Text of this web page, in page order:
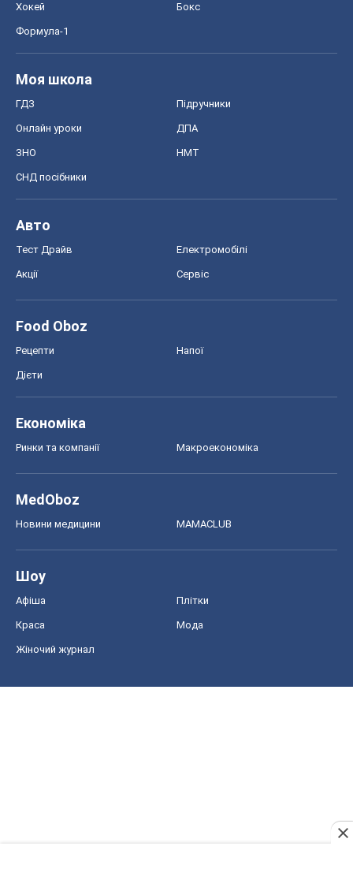
Хокей Бокс
Формула-1
Моя школа
ГДЗ Підручники
Онлайн уроки ДПА
ЗНО НМТ
СНД посібники
Авто
Тест Драйв Електромобілі
Акції Сервіс
Food Oboz
Рецепти Напої
Дієти
Економіка
Ринки та компанії Макроекономіка
MedOboz
Новини медицини MAMACLUB
Шоу
Афіша Плітки
Краса Мода
Жіночий журнал